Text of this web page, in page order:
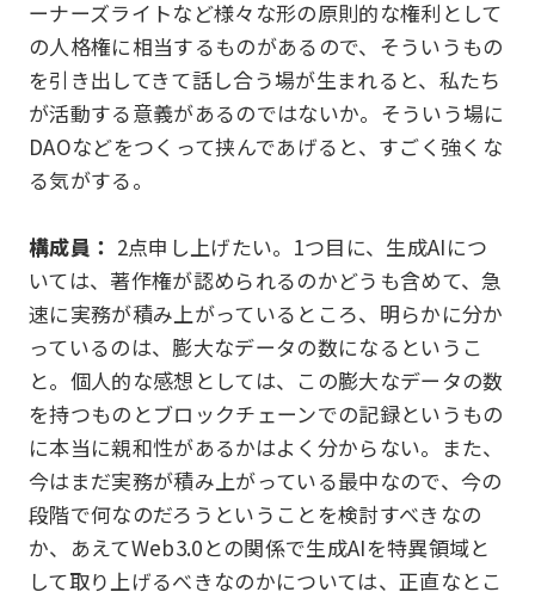
ーナーズライトなど様々な形の原則的な権利として
の人格権に相当するものがあるので、そういうもの
を引き出してきて話し合う場が生まれると、私たち
が活動する意義があるのではないか。そういう場に
DAOなどをつくって挟んであげると、すごく強くな
る気がする。
構成員： 2点申し上げたい。1つ目に、生成AIにつ
いては、著作権が認められるのかどうも含めて、急
速に実務が積み上がっているところ、明らかに分か
っているのは、膨大なデータの数になるというこ
と。個人的な感想としては、この膨大なデータの数
を持つものとブロックチェーンでの記録というもの
に本当に親和性があるかはよく分からない。また、
今はまだ実務が積み上がっている最中なので、今の
段階で何なのだろうということを検討すべきなの
か、あえてWeb3.0との関係で生成AIを特異領域と
して取り上げるべきなのかについては、正直なとこ